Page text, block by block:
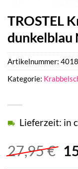
TROSTEL
dunkelblau
27,95€
Lieferzeit: in
Artikelnummer:
Kategorie: